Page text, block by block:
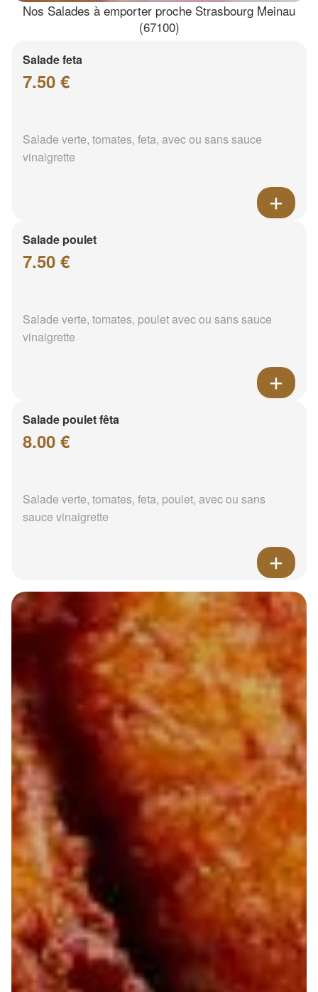
Nos Salades à emporter proche Strasbourg Meinau
(67100)
Salade feta
7.50 €
Salade verte, tomates, feta, avec ou sans sauce
vinaigrette
Salade poulet
7.50 €
Salade verte, tomates, poulet avec ou sans sauce
vinaigrette
Salade poulet fêta
8.00 €
Salade verte, tomates, feta, poulet, avec ou sans
sauce vinaigrette